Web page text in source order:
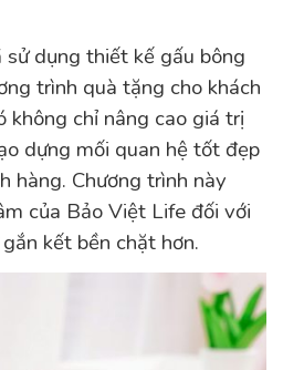
dụng thiết kế gấu bông
trình quà tặng cho khách
không chỉ nâng cao giá trị
dựng mối quan hệ tốt đẹp
hàng. Chương trình này
của Bảo Việt Life đối với
kết bền chặt hơn.